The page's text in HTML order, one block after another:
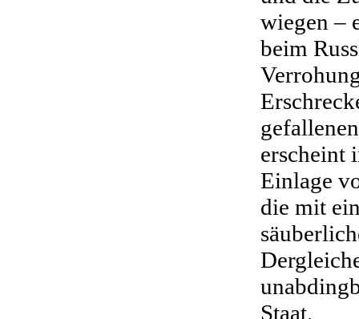
wiegen –
beim
erscheint
Einlage
die mit
Staat.